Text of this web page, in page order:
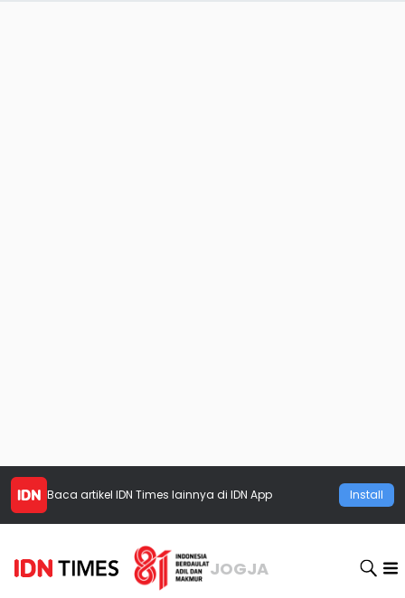
Baca artikel IDN Times lainnya di IDN App Install
JOGJA